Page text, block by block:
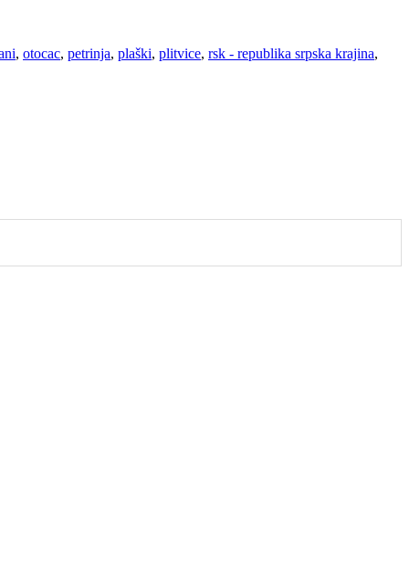
, otocac, petrinja, plaški, plitvice, rsk - republika srpska krajina,